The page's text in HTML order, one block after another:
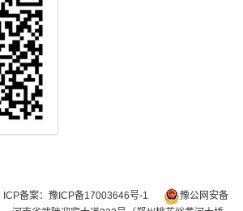
ICP备案：豫ICP备17003646号-1
豫公网安备